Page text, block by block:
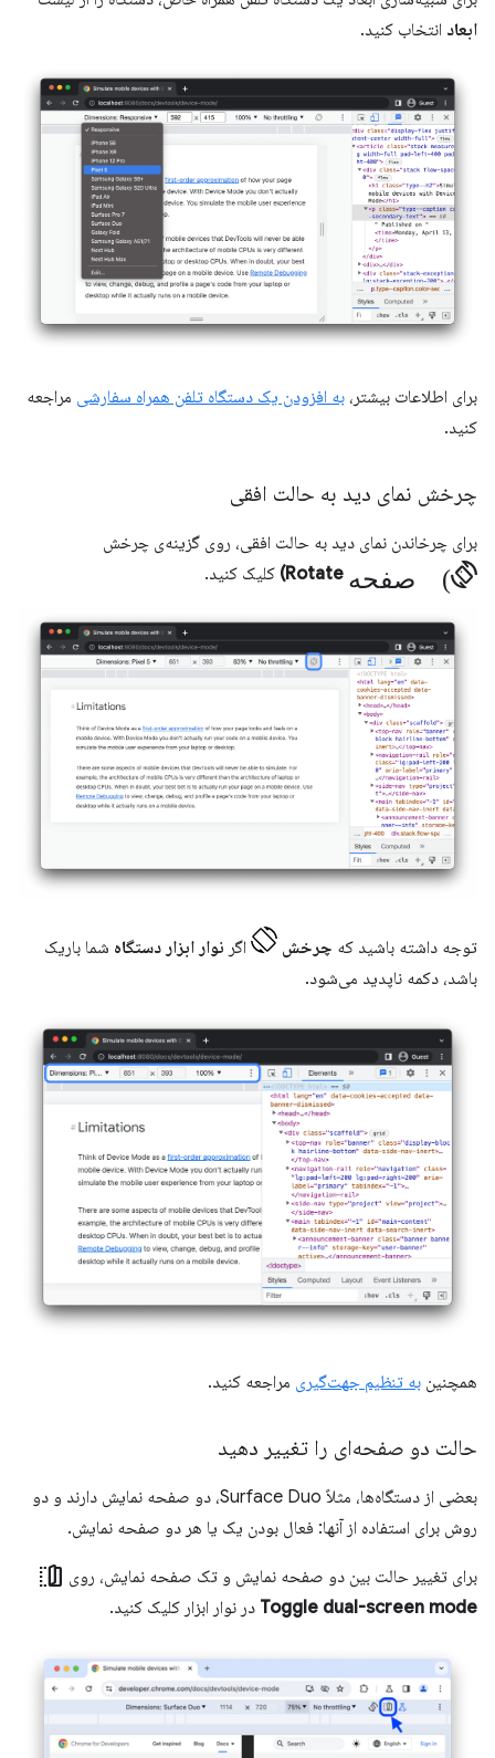
ابعاد انتخاب کنید.
برای اطلاعات بیشتر، به افزودن یک دستگاه تلفن همراه سفارشی مراجعه
کنید.
چرخش نمای دید به حالت افقی
برای چرخاندن نمای دید به حالت افقی، روی گزینه‌ی چرخش
صفحه (screen_rotation Rotate) کلیک کنید.
توجه داشته باشید که چرخش اگر نوار ابزار دستگاه شما باریک
باشد، دکمه ناپدید می‌شود.
همچنین به تنظیم جهت‌گیری مراجعه کنید.
حالت دو صفحه‌ای را تغییر دهید
بعضی از دستگاه‌ها، مثلاً Surface Duo، دو صفحه نمایش دارند و دو
روش برای استفاده از آنها: فعال بودن یک یا هر دو صفحه نمایش.
برای تغییر حالت بین دو صفحه نمایش و تک صفحه نمایش، روی devices_fold
Toggle dual-screen mode در نوار ابزار کلیک کنید.